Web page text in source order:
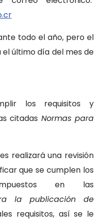
todo el año, pero el
último día del mes de
los requisitos y
citadas Normas para
realizará una revisión
que se cumplen los
en las
la publicación de
requisitos, así se le